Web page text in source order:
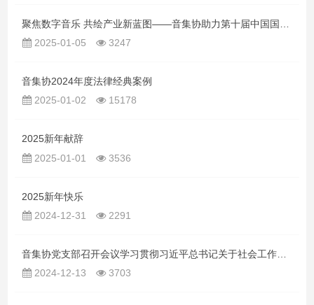
2025-01-05
3247
音集协2024年度法律经典案例
2025-01-02
15178
2025新年献辞
2025-01-01
3536
2025新年快乐
2024-12-31
2291
2024-12-13
3703